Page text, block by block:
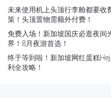
未来使用机上头顶行李舱都要收
策！头顶置物需额外付费！
免费入场！新加坡国庆必逛夜间
界！8月夜游首选！
终于等到啦！新加坡网红蛋糕
利全攻略！